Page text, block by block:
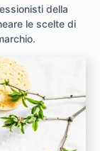
della
le scelte di